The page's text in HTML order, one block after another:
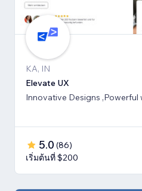
KA, IN
Elevate UX
Innovative Designs ,Powerful
5.0 (86)
เริ่มต้นที่ $200